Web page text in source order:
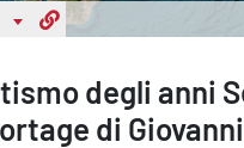
degli anni
di